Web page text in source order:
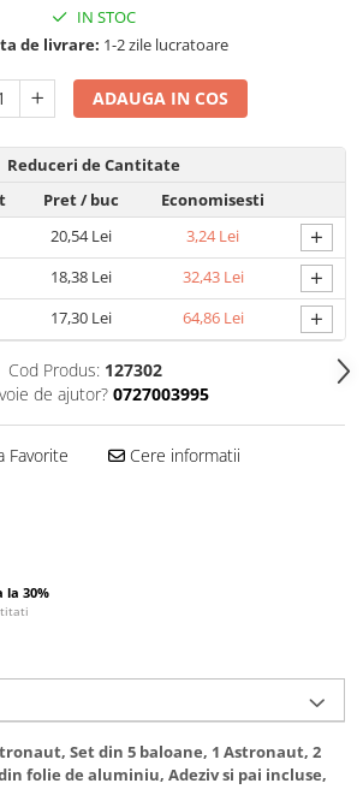
si Bricolaj
pentru
Accesorii
IN STOC
de livrare: 1-2 zile lucratoare
ADAUGA IN COS
Reduceri de Cantitate
Pret/ buc
Economisesti
20,54 Lei 3,24 Lei +
18,38 Lei 32,43 Lei +
17,30 Lei 64,86 Lei +
Cod Produs: 127302
de ajutor? 0727003995
Favorite Cere informatii
la 30%
Set din 5 baloane, 1 Astronaut, 2
folie de aluminiu, Adeziv si pai incluse,